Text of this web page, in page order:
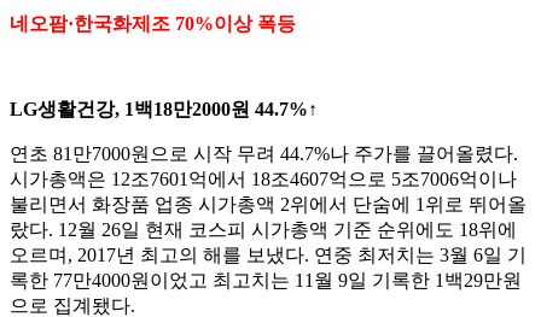
네오팜·한국화제조 70%이상 폭등
LG생활건강, 1백18만2000원 44.7%↑
연초 81만7000원으로 시작 무려 44.7%나 주가를 끌어올렸다.
시가총액은 12조7601억에서 18조4607억으로 5조7006억이나
불리면서 화장품 업종 시가총액 2위에서 단숨에 1위로 뛰어올
랐다. 12월 26일 현재 코스피 시가총액 기준 순위에도 18위에
오르며, 2017년 최고의 해를 보냈다. 연중 최저치는 3월 6일 기
록한 77만4000원이었고 최고치는 11월 9일 기록한 1백29만원
으로 집계됐다.